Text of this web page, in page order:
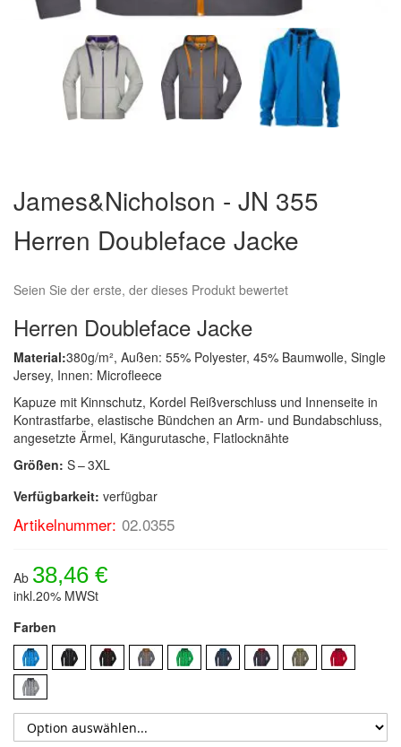
der
Bildergalerie
springen
James&Nicholson - JN 355
Herren Doubleface Jacke
Seien Sie der erste, der dieses Produkt bewertet
Herren Doubleface Jacke
Material:380g/m², Außen: 55% Polyester, 45% Baumwolle, Single
Jersey, Innen: Microfleece
Kapuze mit Kinnschutz, Kordel Reißverschluss und Innenseite in
Kontrastfarbe, elastische Bündchen an Arm- und Bundabschluss,
angesetzte Ärmel, Kängurutasche, Flatlocknähte
Größen: S – 3XL
Verfügbarkeit: verfügbar
Artikelnummer: 02.0355
Ab 38,46 €
inkl.20% MWSt
Farben